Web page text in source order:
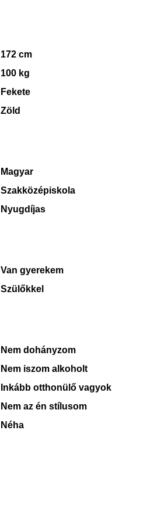
172 cm
100 kg
Fekete
Zöld
Magyar
Szakközépiskola
Nyugdíjas
Van gyerekem
Szülőkkel
Nem dohányzom
Nem iszom alkoholt
Inkább otthonülő vagyok
Nem az én stílusom
Néha